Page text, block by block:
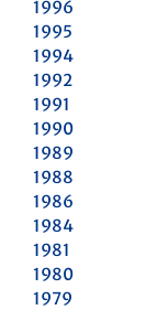
1996
1995
1994
1992
1991
1990
1989
1988
1986
1984
1981
1980
1979